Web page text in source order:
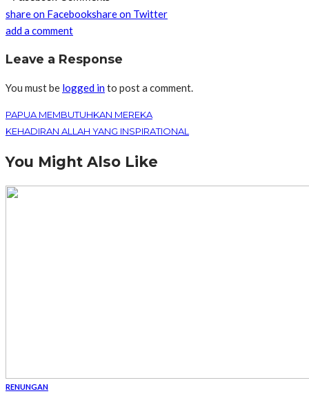
share on Facebookshare on Twitter
add a comment
Leave a Response
You must be logged into post a comment.
PAPUA MEMBUTUHKAN MEREKA
KEHADIRAN ALLAH YANG INSPIRATIONAL
You Might Also Like
RENUNGAN